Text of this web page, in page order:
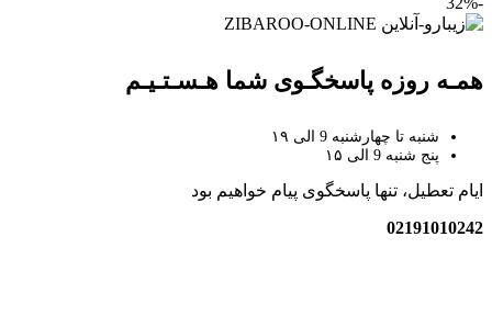
همـه روزه پاسخگـوی شما هـسـتـیـم
شنبه تا چهارشنبه 9 الی ۱۹
پنج شنبه 9 الی ۱۵
ایام تعطیل، تنها پاسخگوی پیام خواهیم بود
02191010242